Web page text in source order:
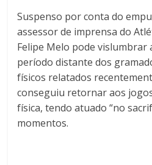
Suspenso por conta do
assessor de imprensa do
Felipe Melo pode vislumbrar
período distante dos
físicos relatados
conseguiu retornar aos
física, tendo atuado “no
momentos.